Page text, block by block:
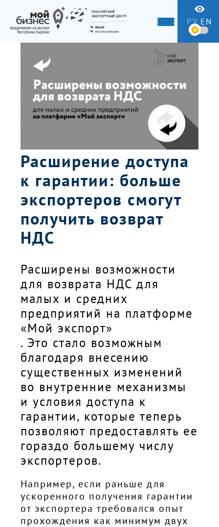
РУ EN
Расширение доступа
к гарантии: больше
экспортеров смогут
получить возврат
НДС
Расширены возможности
для возврата НДС для
малых и средних
предприятий на платформе
«Мой экспорт»
. Это стало возможным
благодаря внесению
существенных изменений
во внутренние механизмы
и условия доступа к
гарантии, которые теперь
позволяют предоставлять ее
гораздо большему числу
экспортеров.
Например, если раньше для
ускоренного получения гарантии
от экспортера требовался опыт
прохождения как минимум двух